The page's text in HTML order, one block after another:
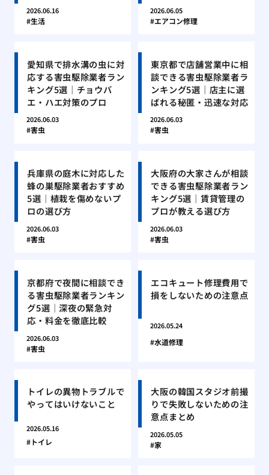
2026.06.16
生活
2026.06.05
エアコン修理
愛知県で排水溝の虫に対
応する害虫駆除業者ラン
キング5選｜チョウバ
エ・ハエ対策のプロ
2026.06.03
害虫
東京都で店舗営業中に相
談できる害虫駆除業者ラ
ンキング5選｜店主に選
ばれる秘匿・迅速な対応
2026.06.03
害虫
兵庫県の庭木に対応した
蜂の巣駆除業者おすすめ
5選｜植栽を傷めないプ
ロの選び方
2026.06.03
害虫
大阪府の大家さんが相談
できる害虫駆除業者ラン
キング5選｜賃貸管理の
プロが教える選び方
2026.06.03
害虫
京都府で夜間に相談でき
る害虫駆除業者ランキン
グ5選｜深夜の緊急対
応・料金を徹底比較
2026.06.03
害虫
エコキュート修理費用で
損をしないための注意点
2026.05.24
水道修理
トイレの異物トラブルで
やってはいけないこと
2026.05.16
トイレ
大阪の韓国スタジオ前撮
りで失敗しないための注
意点まとめ
2026.05.05
家